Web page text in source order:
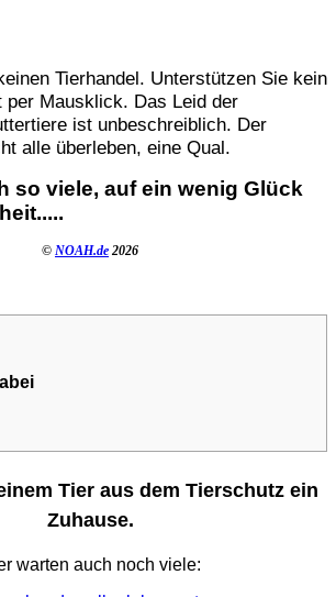
Tierhandel. Unterstützen Sie kein
per Mausklick. Das Leid der
ist unbeschreiblich. Der
alle überleben, eine Qual.
so viele, auf ein wenig Glück
© NOAH.de 2026
Tier aus dem Tierschutz ein
Zuhause.
warten auch noch viele: